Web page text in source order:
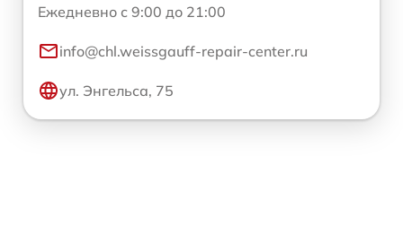
Ежедневно с 9:00 до 21:00
info@chl.weissgauff-repair-center.ru
ул. Энгельса, 75